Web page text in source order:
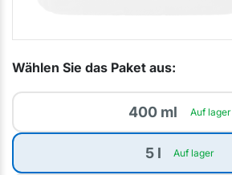
Wählen Sie das Paket aus:
400 ml Auf lager
5 l Auf lager